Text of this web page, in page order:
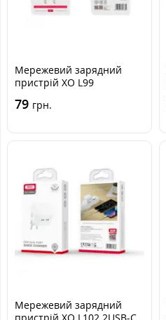
Мережевий зарядний
пристрій XO L99
79 грн.
Мережевий зарядний
пристрій XO L102 2USB-C